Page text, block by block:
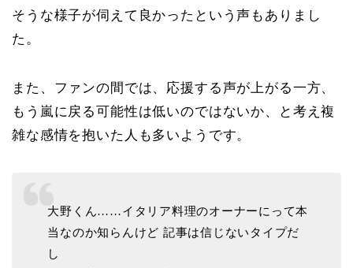
そうな様子が伺えて良かったという声もありまし
た。
また、ファンの間では、応援する声が上がる一方、
もう嵐に戻る可能性は低いのではないか、と考え複
雑な感情を抱いた人も多いようです。
大野くん……イタリア料理のオーナーにって本
当なのか知らんけど 記事は信じないタイプだ
し